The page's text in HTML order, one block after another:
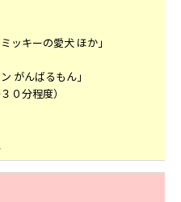
キーの愛犬 ほか」
がんばるもん」
０分程度）